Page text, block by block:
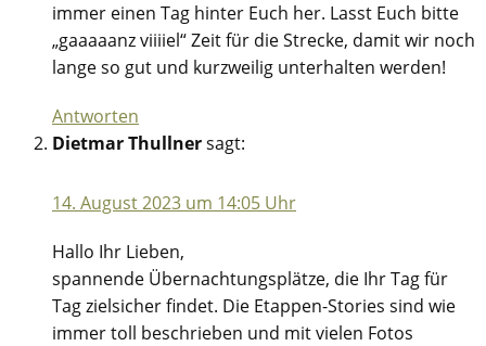
immer einen Tag hinter Euch her. Lasst Euch bitte
„gaaaaanz viiiiel“ Zeit für die Strecke, damit wir noch
lange so gut und kurzweilig unterhalten werden!
Antworten
Dietmar Thullnersagt:
14. August 2023 um 14:05 Uhr
Hallo Ihr Lieben,
spannende Übernachtungsplätze, die Ihr Tag für
Tag zielsicher findet. Die Etappen-Stories sind wie
immer toll beschrieben und mit vielen Fotos